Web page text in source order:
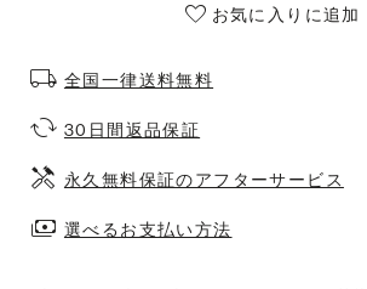
お気に入りに追加
全国一律送料無料
30日間返品保証
永久無料保証のアフターサービス
選べるお支払い方法